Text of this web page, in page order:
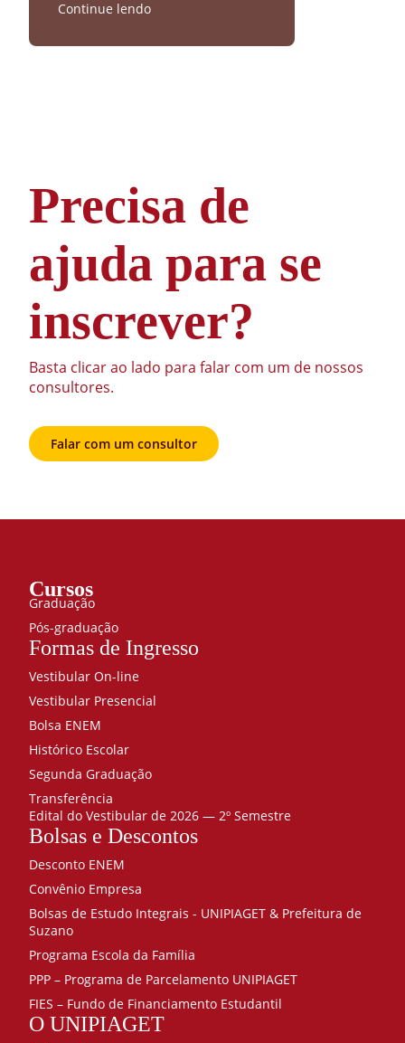
Continue lendo
Precisa de
ajuda para se
inscrever?
Basta clicar ao lado para falar com um de nossos
consultores.
Falar com um consultor
Cursos
Graduação
Pós-graduação
Formas de Ingresso
Vestibular On-line
Vestibular Presencial
Bolsa ENEM
Histórico Escolar
Segunda Graduação
Transferência
Edital do Vestibular de 2026 — 2º Semestre
Bolsas e Descontos
Desconto ENEM
Convênio Empresa
Bolsas de Estudo Integrais - UNIPIAGET & Prefeitura de
Suzano
Programa Escola da Família
PPP – Programa de Parcelamento UNIPIAGET
FIES – Fundo de Financiamento Estudantil
O UNIPIAGET